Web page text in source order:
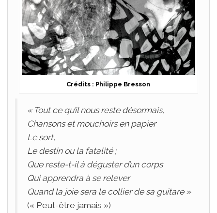
Crédits : Philippe Bresson
« Tout ce qu’il nous reste désormais,
Chansons et mouchoirs en papier
Le sort,
Le destin ou la fatalité ;
Que reste-t-il à déguster d’un corps
Qui apprendra à se relever
Quand la joie sera le collier de sa guitare »
(« Peut-être jamais »)